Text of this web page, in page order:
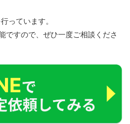
っています。
ですので、ぜひ一度ご相談くださ